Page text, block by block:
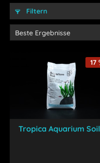
Filtern
17
Tropica Aquarium Soil